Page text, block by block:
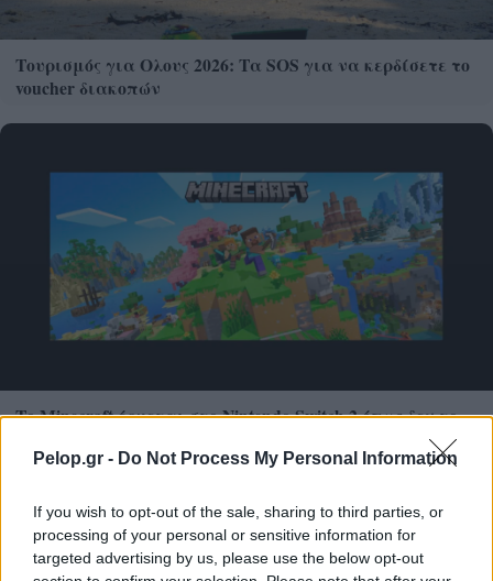
Pelop.gr - Do Not Process My Personal Information
If you wish to opt-out of the sale, sharing to third parties, or
processing of your personal or sensitive information for
targeted advertising by us, please use the below opt-out
Τουρισμός για Ολους 2026: Τα SOS για να κερδίσετε το
voucher διακοπών
Το Minecraft έρχεται στο Nintendo Switch 2 όπως δεν το